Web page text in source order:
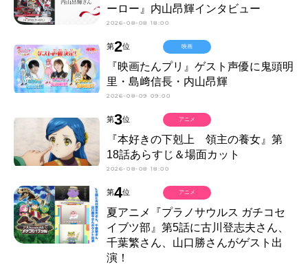
ーロー』内山昂輝インタビュー
2026-08-08 18:00
第2位
『映画たんプリ』ゲスト声優に鬼頭明
里・島﨑信長・内山昂輝
2026-08-09 09:00
映画
第3位
『本好きの下剋上 領主の養女』第
18話あらすじ＆場面カット
2026-08-08 18:00
アニメ
第4位
夏アニメ『プラノサウルス ガチコセ
イブツ部』第5話に古川登志夫さん、
千葉繁さん、山口勝さんがゲスト出
演！
アニメ